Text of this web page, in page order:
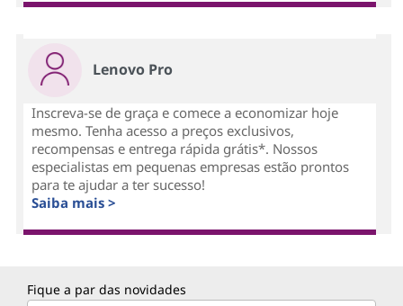
Lenovo Pro
Inscreva-se de graça e comece a economizar hoje
mesmo. Tenha acesso a preços exclusivos,
recompensas e entrega rápida grátis*. Nossos
especialistas em pequenas empresas estão prontos
para te ajudar a ter sucesso!
Saiba mais >
Fique a par das novidades